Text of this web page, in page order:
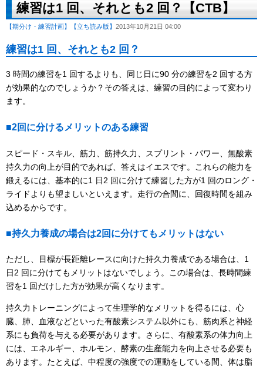
練習は1 回、それとも2 回？【CTB】
【期分け・練習計画】 【立ち読み版】 2013年10月21日 04:00
練習は1 回、それとも2 回？
3 時間の練習を1 回するよりも、同じ日に90 分の練習を2 回する方
が効果的なのでしょうか？その答えは、練習の目的によって変わり
ます。
■2回に分けるメリットのある練習
スピード・スキル、筋力、筋持久力、スプリント・パワー、無酸素
持久力の向上が目的であれば、答えはイエスです。これらの能力を
鍛えるには、基本的に1 日2 回に分けて練習した方が1 回のロング・
ライドよりも望ましいといえます。走行の合間に、回復時間を組み
込めるからです。
■持久力養成の場合は2回に分けてもメリットはない
ただし、目標が長距離レースに向けた持久力養成である場合は、1
日2 回に分けてもメリットはないでしょう。この場合は、長時間練
習を1 回だけした方が効果が高くなります。
持久力トレーニングによって生理学的なメリットを得るには、心
臓、肺、血液などといった有酸素システム以外にも、筋肉系と神経
系にも負荷を与える必要があります。さらに、有酸素系の体力向上
には、エネルギー、ホルモン、酵素の生産能力を向上させる必要も
あります。たとえば、中程度の強度での運動をしている間、体は脂